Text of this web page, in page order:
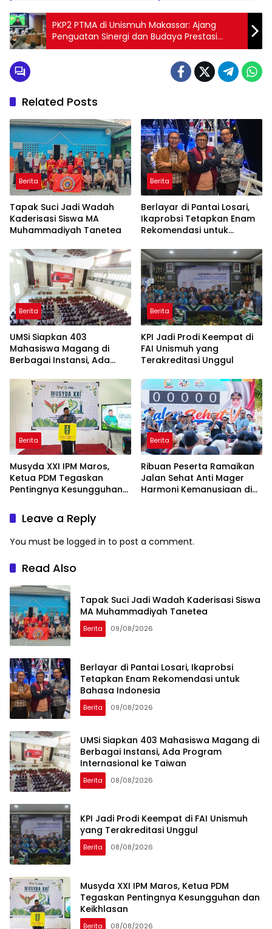
PKP2 PTMA di Unismuh Makassar: Ajang
Penguatan Sinergi dan Budaya Prestasi
Mahasiswa Muhammadiyah
Related Posts
Berita
Tapak Suci Jadi Wadah
Kaderisasi Siswa MA
Muhammadiyah Tanetea
Berita
Berlayar di Pantai Losari,
Ikaprobsi Tetapkan Enam
Rekomendasi untuk
Berita
UMSi Siapkan 403
Mahasiswa Magang di
Berbagai Instansi, Ada
Taiwan
Berita
KPI Jadi Prodi Keempat di
FAI Unismuh yang
Terakreditasi Unggul
Berita
Musyda XXI IPM Maros,
Ketua PDM Tegaskan
Pentingnya Kesungguhan
Berita
Ribuan Peserta Ramaikan
Jalan Sehat Anti Mager
Harmoni Kemanusiaan di
Leave a Reply
You must be logged in to post a comment.
Read Also
Tapak Suci Jadi Wadah Kaderisasi Siswa
MA Muhammadiyah Tanetea
Berita 09/08/2026
Berlayar di Pantai Losari, Ikaprobsi
Tetapkan Enam Rekomendasi untuk
Bahasa Indonesia
Berita 09/08/2026
UMSi Siapkan 403 Mahasiswa Magang di
Berbagai Instansi, Ada Program
Internasional ke Taiwan
Berita 08/08/2026
KPI Jadi Prodi Keempat di FAI Unismuh
yang Terakreditasi Unggul
Berita 08/08/2026
Musyda XXI IPM Maros, Ketua PDM
Tegaskan Pentingnya Kesungguhan dan
Keikhlasan
Berita 08/08/2026